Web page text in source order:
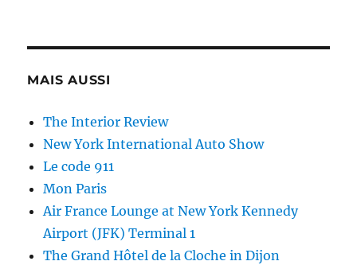
MAIS AUSSI
The Interior Review
New York International Auto Show
Le code 911
Mon Paris
Air France Lounge at New York Kennedy
Airport (JFK) Terminal 1
The Grand Hôtel de la Cloche in Dijon